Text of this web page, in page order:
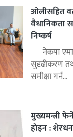
ओलीसहित
वैधानिकता
निष्कर्ष
नेकपा
सुदृढीकरण
समीक्षा गर्न...
मुख्यमन्त्री
होइन :